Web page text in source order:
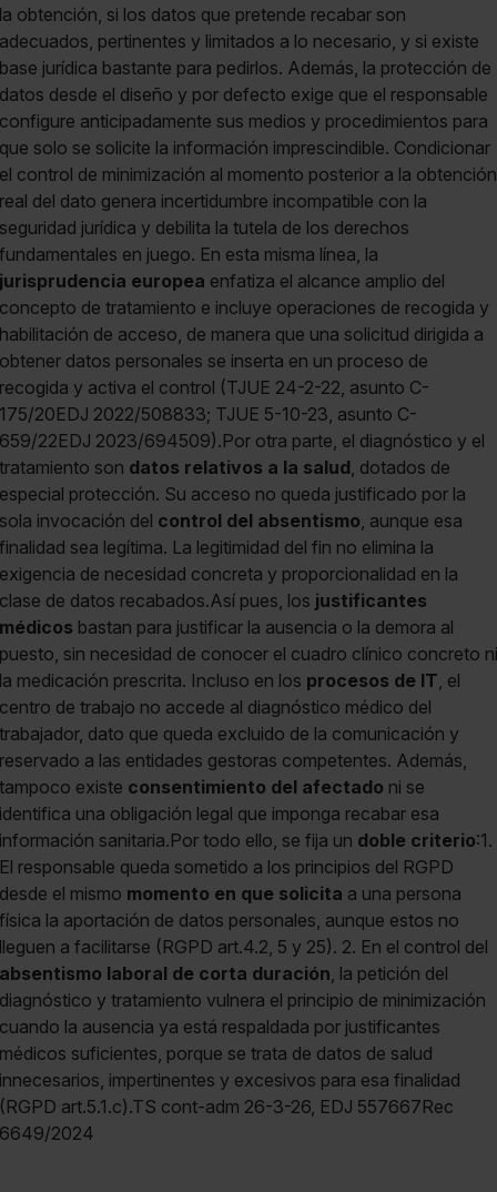
la obtención, si los datos que pretende recabar son
adecuados, pertinentes y limitados a lo necesario, y si existe
base jurídica bastante para pedirlos. Además, la protección de
datos desde el diseño y por defecto exige que el responsable
configure anticipadamente sus medios y procedimientos para
que solo se solicite la información imprescindible. Condicionar
el control de minimización al momento posterior a la obtención
real del dato genera incertidumbre incompatible con la
seguridad jurídica y debilita la tutela de los derechos
fundamentales en juego. En esta misma línea, la
jurisprudencia europea enfatiza el alcance amplio del
concepto de tratamiento e incluye operaciones de recogida y
habilitación de acceso, de manera que una solicitud dirigida a
obtener datos personales se inserta en un proceso de
recogida y activa el control (TJUE 24-2-22, asunto C-
175/20EDJ 2022/508833; TJUE 5-10-23, asunto C-
659/22EDJ 2023/694509).Por otra parte, el diagnóstico y el
tratamiento son datos relativos a la salud, dotados de
especial protección. Su acceso no queda justificado por la
sola invocación del control del absentismo, aunque esa
finalidad sea legítima. La legitimidad del fin no elimina la
exigencia de necesidad concreta y proporcionalidad en la
clase de datos recabados.Así pues, los justificantes
médicos bastan para justificar la ausencia o la demora al
puesto, sin necesidad de conocer el cuadro clínico concreto ni
la medicación prescrita. Incluso en los procesos de IT, el
centro de trabajo no accede al diagnóstico médico del
trabajador, dato que queda excluido de la comunicación y
reservado a las entidades gestoras competentes. Además,
tampoco existe consentimiento del afectado ni se
identifica una obligación legal que imponga recabar esa
información sanitaria.Por todo ello, se fija un doble criterio:1.
El responsable queda sometido a los principios del RGPD
desde el mismo momento en que solicita a una persona
física la aportación de datos personales, aunque estos no
lleguen a facilitarse (RGPD art.4.2, 5 y 25). 2. En el control del
absentismo laboral de corta duración, la petición del
diagnóstico y tratamiento vulnera el principio de minimización
cuando la ausencia ya está respaldada por justificantes
médicos suficientes, porque se trata de datos de salud
innecesarios, impertinentes y excesivos para esa finalidad
(RGPD art.5.1.c).TS cont-adm 26-3-26, EDJ 557667Rec
6649/2024